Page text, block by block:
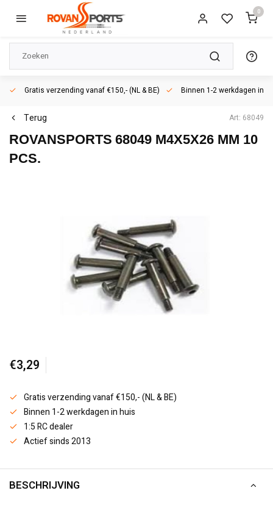
0
Gratis verzending vanaf €150,- (NL & BE) Binnen 1-2 werkdagen in
Terug Art: 68049
ROVANSPORTS 68049 M4X5X26 MM 10
PCS.
€3,29
Gratis verzending vanaf €150,- (NL & BE)
Binnen 1-2 werkdagen in huis
1:5 RC dealer
Actief sinds 2013
BESCHRIJVING